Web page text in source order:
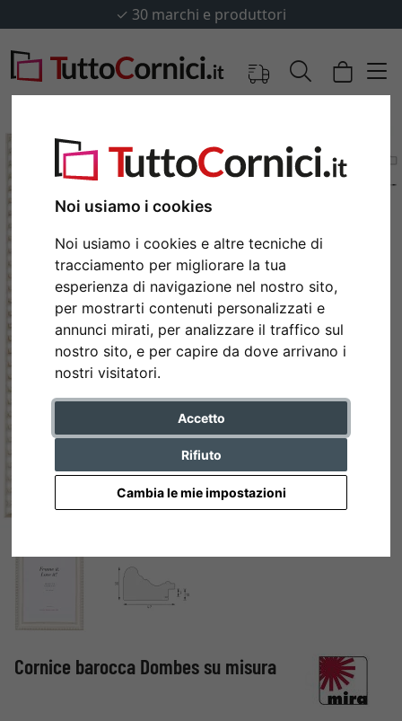
Noi usiamo i cookies
Noi usiamo i cookies e altre tecniche di
tracciamento per migliorare la tua
esperienza di navigazione nel nostro sito,
per mostrarti contenuti personalizzati e
annunci mirati, per analizzare il traffico sul
nostro sito, e per capire da dove arrivano i
nostri visitatori.
Accetto
Rifiuto
Cambia le mie impostazioni
✓ 30 marchi e produttori
Indietro
Cornice barocca Dombes su misura